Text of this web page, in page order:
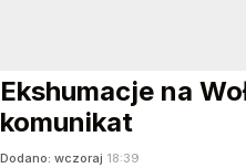
Ekshumacje na
komunikat
Dodano: wczoraj 18:39